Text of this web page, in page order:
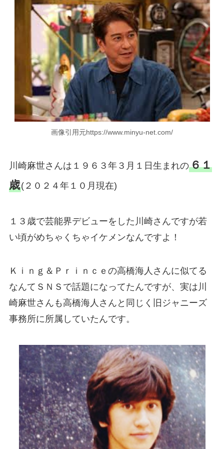
画像引用元https://www.minyu-net.com/
川崎麻世さんは１９６３年３月１日生まれの６１
歳(２０２４年１０月現在)
１３歳で芸能界デビューをした川崎さんですが若
い頃がめちゃくちゃイケメンなんですよ！
Ｋｉｎｇ＆Ｐｒｉｎｃｅの高橋海人さんに似てる
なんてＳＮＳで話題になってたんですが、実は川
崎麻世さんも高橋海人さんと同じく旧ジャニーズ
事務所に所属していたんです。